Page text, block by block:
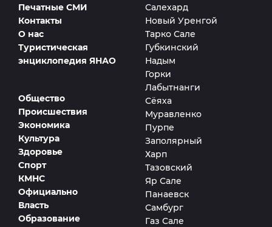
Общество
Происшествия
Экономика
Культура
Здоровье
Спорт
КМНС
Официально
Власть
Образование
Печатные СМИ
Контакты
О нас
Туристическая
энциклопедия ЯНАО
Салехард
Новый Уренгой
Тарко Сале
Губкинский
Надым
Горки
Лабытнанги
Сёяха
Муравленко
Пурпе
Заполярный
Харп
Тазовский
Яр Сале
Панаевск
Самбург
Газ Сале